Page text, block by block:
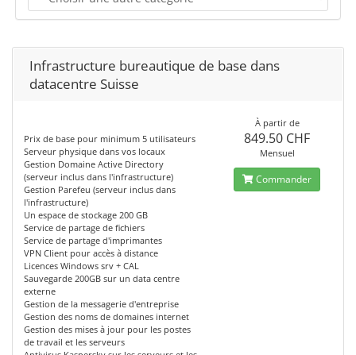
Infrastructure bureautique de base dans
datacentre Suisse
Prix de base pour minimum 5 utilisateurs
Serveur physique dans vos locaux
Gestion Domaine Active Directory
(serveur inclus dans l'infrastructure)
Gestion Parefeu (serveur inclus dans
l'infrastructure)
Un espace de stockage 200 GB
Service de partage de fichiers
Service de partage d'imprimantes
VPN Client pour accès à distance
Licences Windows srv + CAL
Sauvegarde 200GB sur un data centre
externe
Gestion de la messagerie d'entreprise
Gestion des noms de domaines internet
Gestion des mises à jour pour les postes
de travail et les serveurs
À partir de
849.50 CHF
Mensuel
Commander